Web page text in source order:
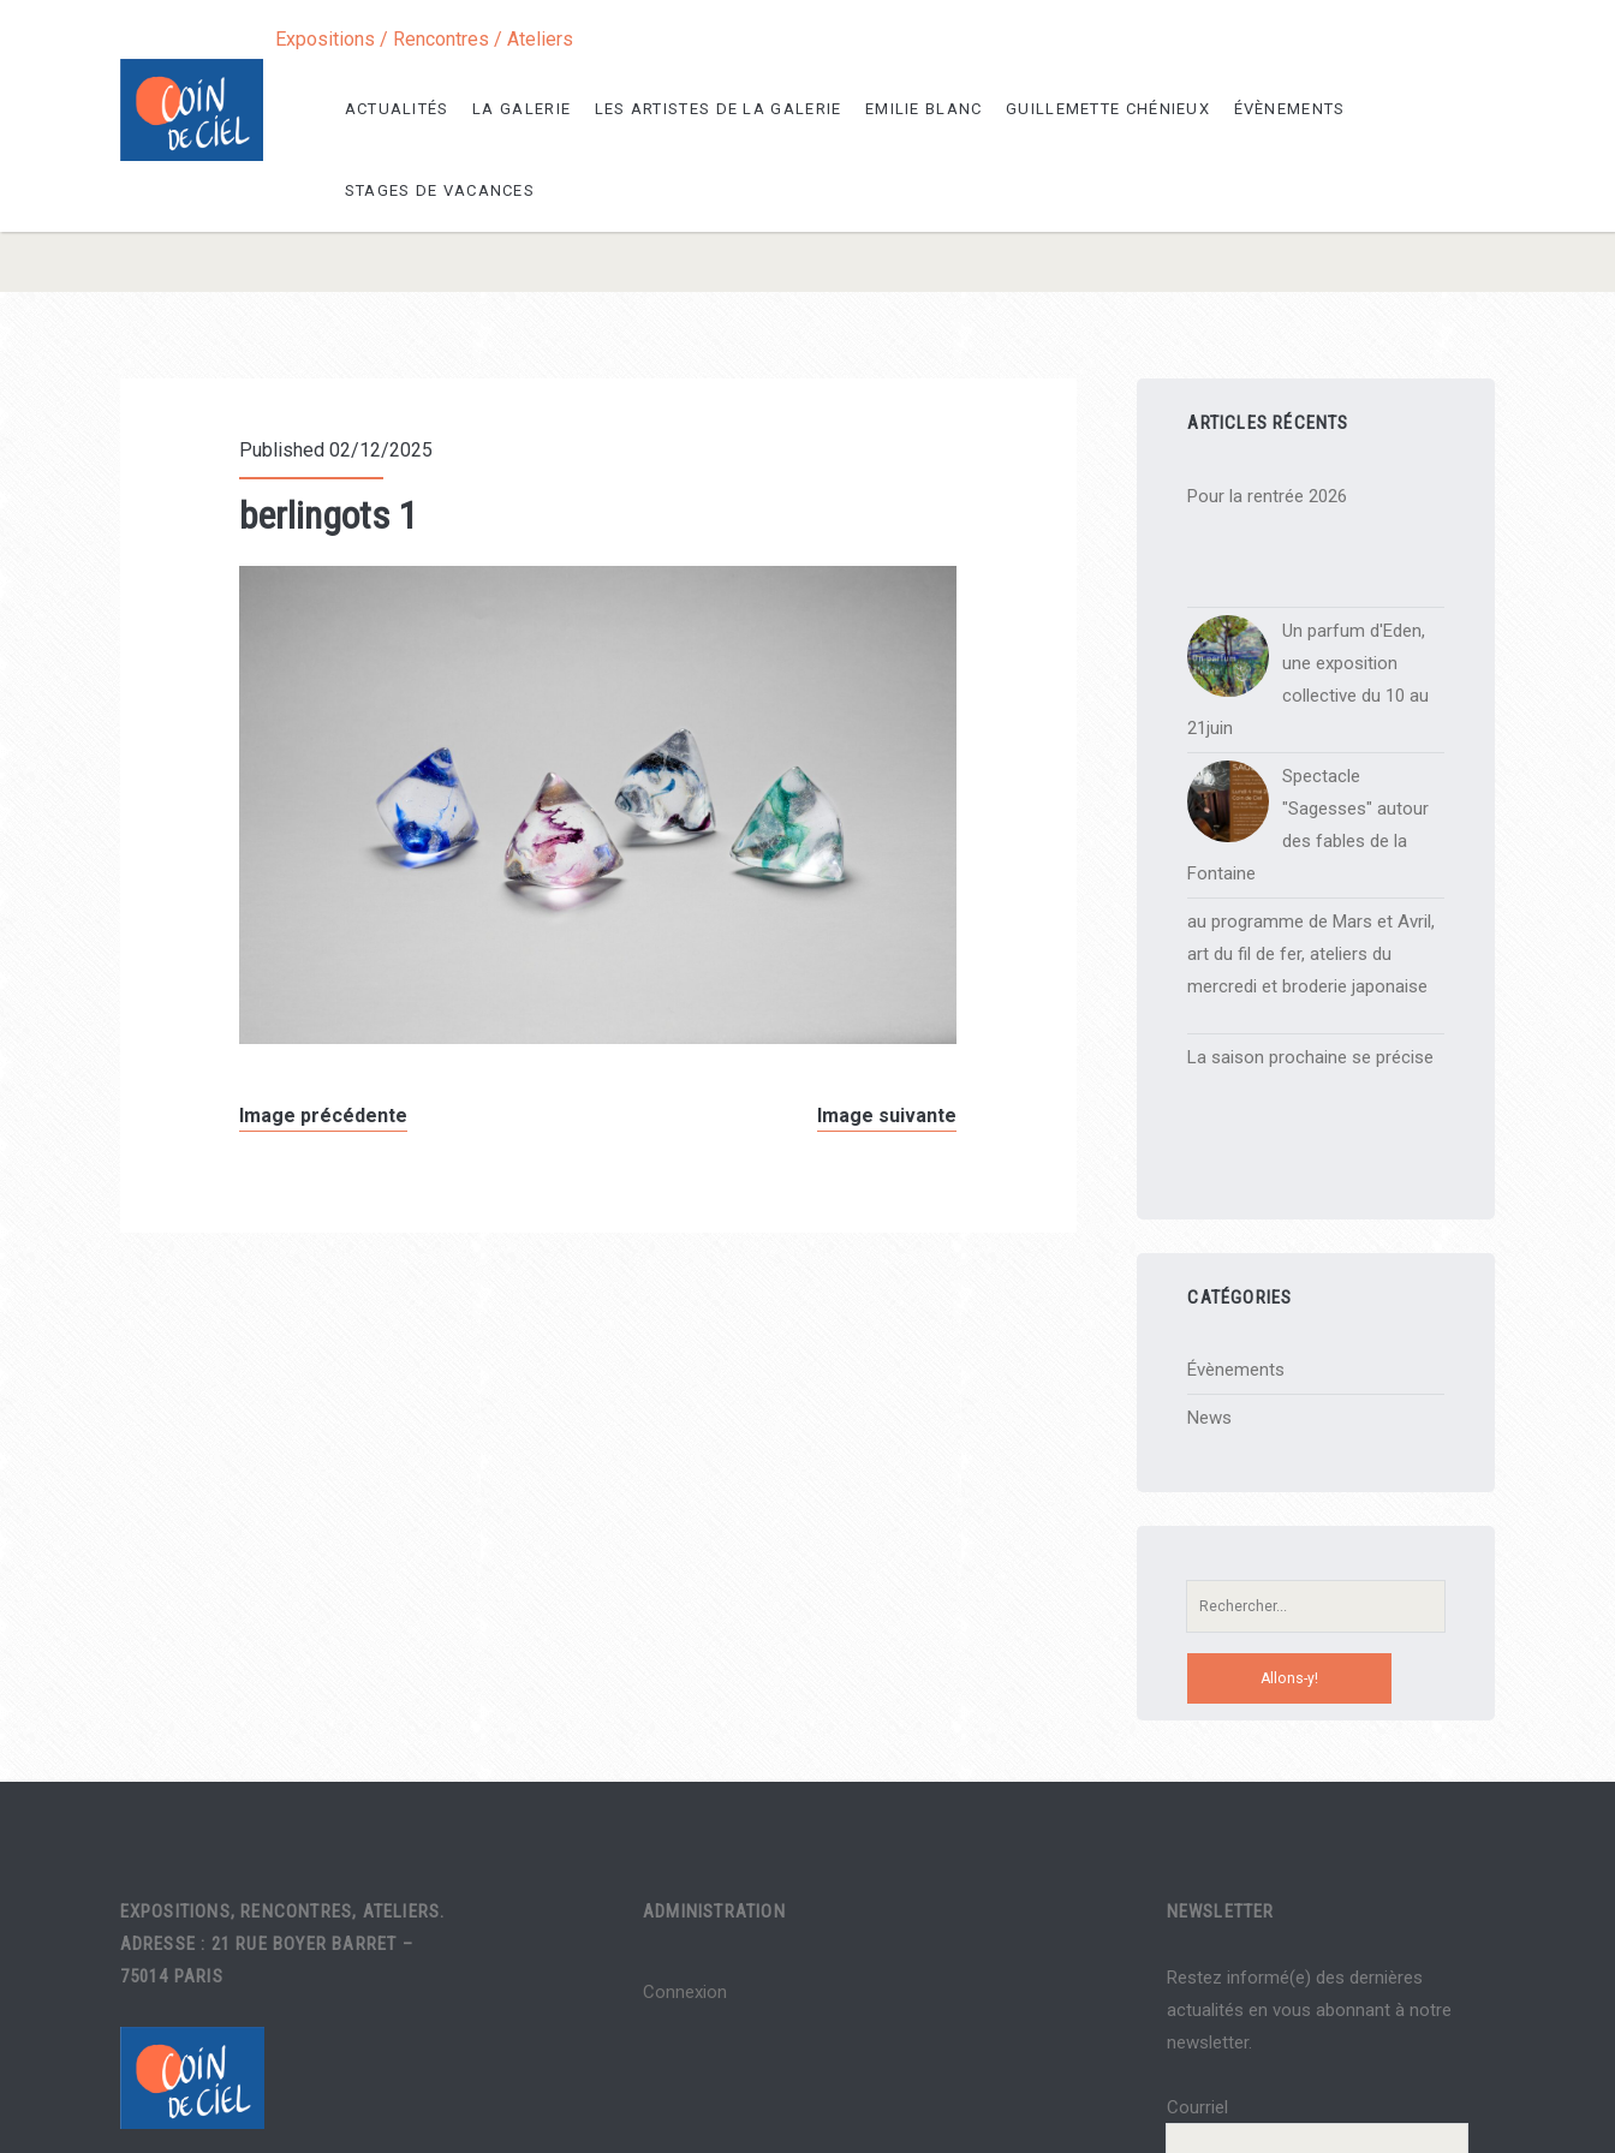
Expositions / Rencontres / Ateliers
ACTUALITÉS LA GALERIE LES ARTISTES DE LA GALERIE EMILIE BLANC GUILLEMETTE CHÉNIEUX ÉVÈNEMENTS
STAGES DE VACANCES
Published 02/12/2025
berlingots 1
Image précédente Image suivante
Barre
principale
ARTICLES RÉCENTS
Pour la rentrée 2026
Un parfum d'Eden,
une exposition
collective du 10 au
21juin
Spectacle
"Sagesses" autour
des fables de la
Fontaine
au programme de Mars et Avril,
art du fil de fer, ateliers du
mercredi et broderie japonaise
La saison prochaine se précise
CATÉGORIES
Évènements
News
Recherche:
EXPOSITIONS, RENCONTRES, ATELIERS.
ADRESSE : 21 RUE BOYER BARRET –
75014 PARIS
ADMINISTRATION
Connexion
NEWSLETTER
Restez informé(e) des dernières
actualités en vous abonnant à notre
newsletter.
Courriel